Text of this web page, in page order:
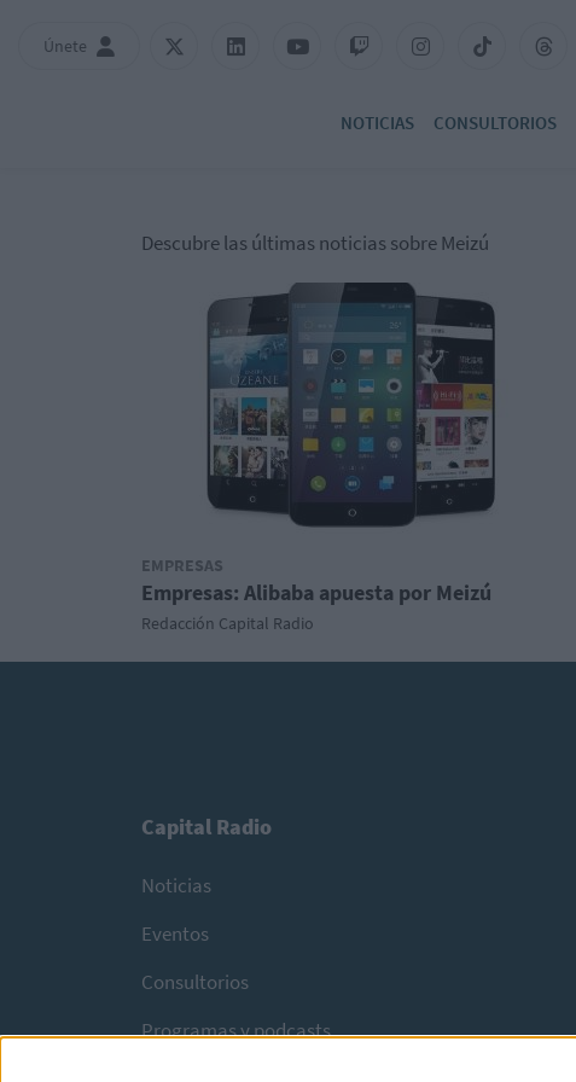
Únete
NOTICIAS CONSULTORIOS
Descubre las últimas noticias sobre Meizú
EMPRESAS
Empresas: Alibaba apuesta por Meizú
Redacción Capital Radio
Capital Radio
Noticias
Eventos
Consultorios
Programas y podcasts